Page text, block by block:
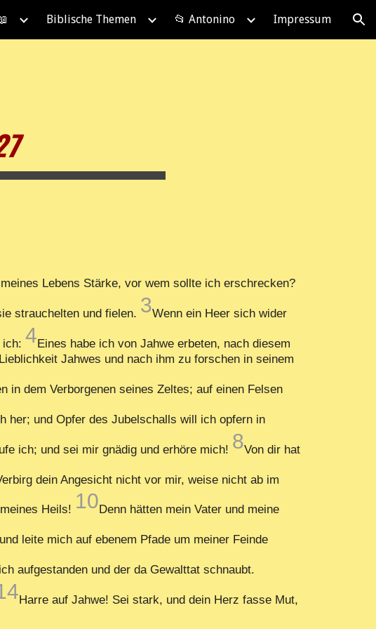
to navigationBiblische Themen 📂 Antonino Impressum
Lebens Stärke, vor wem sollte ich erschrecken?
strauchelten und fielen. 3Wenn ein Heer sich wider
4Eines habe ich von Jahwe erbeten, nach diesem
Jahwes und nach ihm zu forschen in seinem
in dem Verborgenen seines Zeltes; auf einen Felsen
her; und Opfer des Jubelschalls will ich opfern in
ich; und sei mir gnädig und erhöre mich! 8Von dir hat
dein Angesicht nicht vor mir, weise nicht ab im
Heils! 10Denn hätten mein Vater und meine
leite mich auf ebenem Pfade um meiner Feinde
aufgestanden und der da Gewalttat schnaubt.
Harre auf Jahwe! Sei stark, und dein Herz fasse Mut,